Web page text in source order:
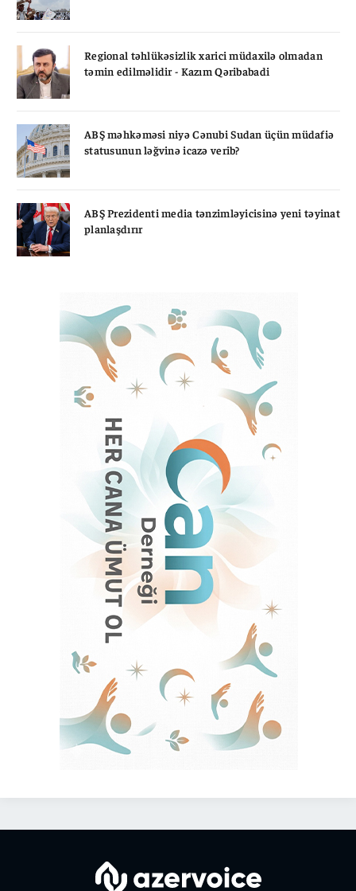
Regional təhlükəsizlik xarici müdaxilə olmadan
təmin edilməlidir - Kazım Qəribabadi
ABŞ məhkəməsi niyə Cənubi Sudan üçün müdafiə
statusunun ləğvinə icazə verib?
ABŞ Prezidenti media tənzimləyicisinə yeni təyinat
planlaşdırır